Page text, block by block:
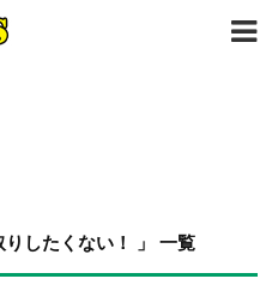
りしたくない！ 」 一覧